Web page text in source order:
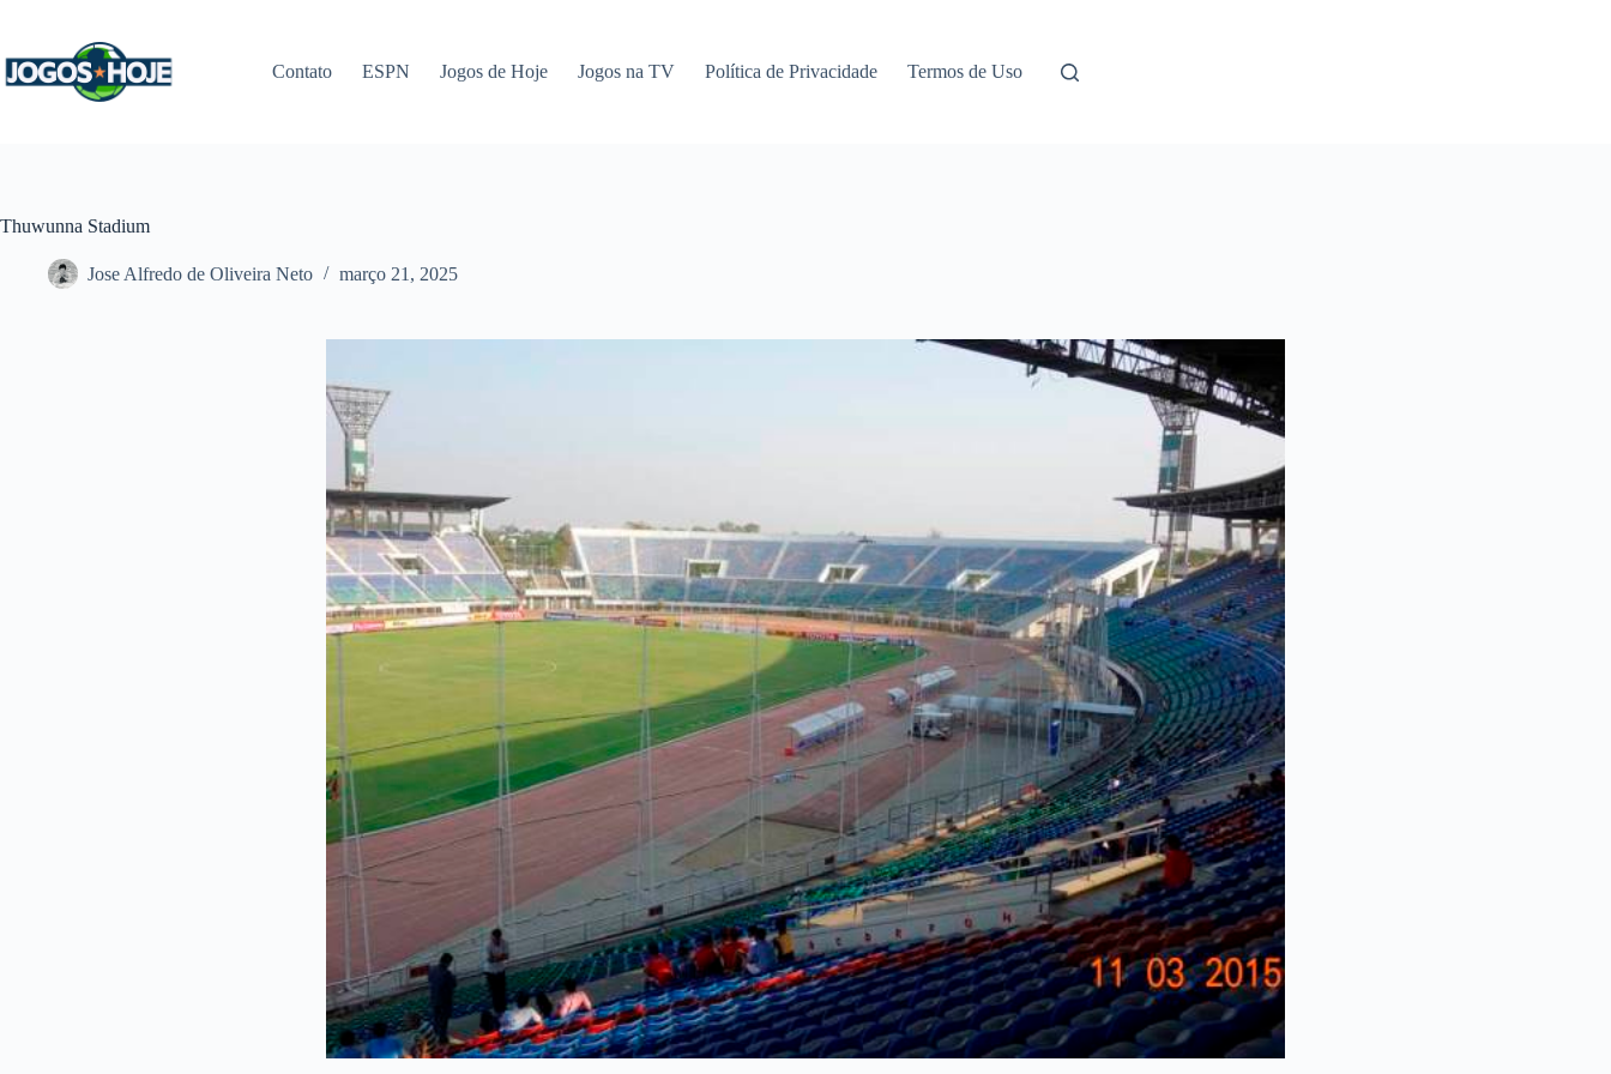
conteúdo
Contato ESPN Jogos de Hoje Jogos na TV Política de Privacidade Termos de Uso
Thuwunna Stadium
Jose Alfredo de Oliveira Neto março 21, 2025